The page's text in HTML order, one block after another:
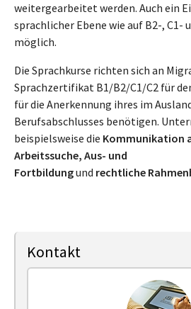
weitergearbeitet werden. Auch ein
sprachlicher Ebene wie auf B2-, C1-
möglich.
Die Sprachkurse richten sich an
Sprachzertifikat B1/B2/C1/C2 für
für die Anerkennung ihres im
Berufsabschlusses benötigen.
beispielsweise die Kommunikation
Arbeitssuche, Aus- und
Fortbildungund rechtliche
Kontakt